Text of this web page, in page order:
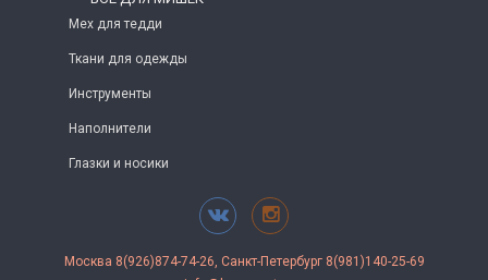
Мех для тедди
Ткани для одежды
Инструменты
Наполнители
Глазки и носики
Москва 8(926)874-74-26, Санкт-Петербург 8(981)140-25-69